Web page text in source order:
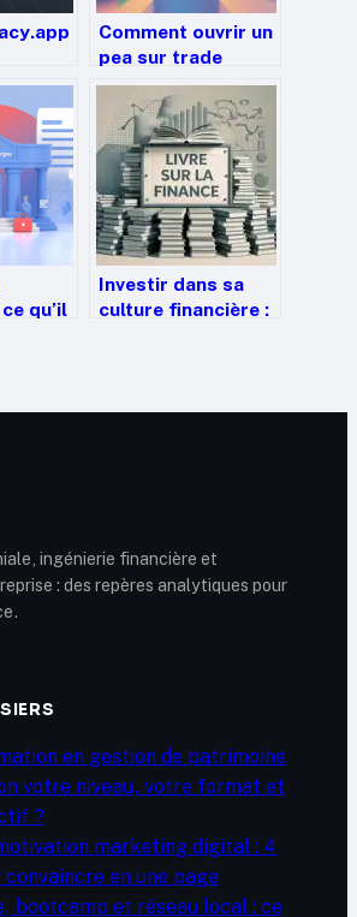
et
avant
Comment ouvrir un
pea sur trade
republic : guide
complet et concret
qu’il
Investir dans sa
culture financière :
gestion de l’argent
ingénierie financière et
: des repères analytiques pour
en gestion de patrimoine
votre niveau, votre format et
?
marketing digital : 4
en une page
bootcamp et réseau local : ce